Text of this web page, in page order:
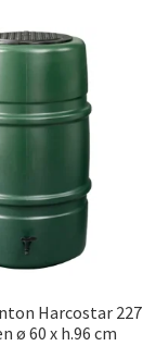
Harcostar 227
ø 60 x h.96 cm